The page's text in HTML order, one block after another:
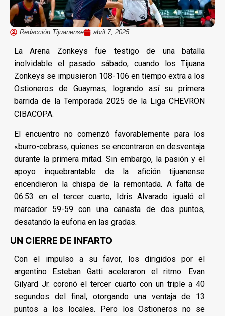
Redacción Tijuanense abril 7, 2025
La Arena Zonkeys fue testigo de una batalla
inolvidable el pasado sábado, cuando los Tijuana
Zonkeys se impusieron 108-106 en tiempo extra a los
Ostioneros de Guaymas, logrando así su primera
barrida de la Temporada 2025 de la Liga CHEVRON
CIBACOPA.
El encuentro no comenzó favorablemente para los
«burro-cebras», quienes se encontraron en desventaja
durante la primera mitad. Sin embargo, la pasión y el
apoyo inquebrantable de la afición tijuanense
encendieron la chispa de la remontada. A falta de
06:53 en el tercer cuarto, Idris Alvarado igualó el
marcador 59-59 con una canasta de dos puntos,
desatando la euforia en las gradas.
UN CIERRE DE INFARTO
Con el impulso a su favor, los dirigidos por el
argentino Esteban Gatti aceleraron el ritmo. Evan
Gilyard Jr. coronó el tercer cuarto con un triple a 40
segundos del final, otorgando una ventaja de 13
puntos a los locales. Pero los Ostioneros no se